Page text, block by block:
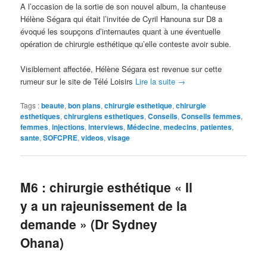
A l’occasion de la sortie de son nouvel album, la chanteuse
Hélène Ségara qui était l’invitée de Cyril Hanouna sur D8 a
évoqué les soupçons d’internautes quant à une éventuelle
opération de chirurgie esthétique qu’elle conteste avoir subie.
Visiblement affectée, Hélène Ségara est revenue sur cette
rumeur sur le site de Télé Loisirs Lire la suite →
Tags :beaute,bon plans,chirurgie esthetique,chirurgie
esthetiques,chirurgiens esthetiques,Conseils,Conseils femmes,
femmes,injections,interviews,Médecine,medecins,patientes,
sante,SOFCPRE,videos,visage
M6 : chirurgie esthétique « Il
y a un rajeunissement de la
demande » (Dr Sydney
Ohana)